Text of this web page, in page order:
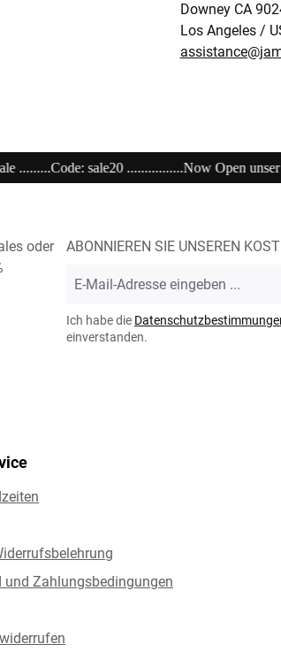
Downey CA
Los Angeles /
Open unser Super---Sale...im
oder
ABONNIEREN SIE UNSEREN
Mail-
*
Ich habe die
einverstanden.
und Zahlungsbedingungen